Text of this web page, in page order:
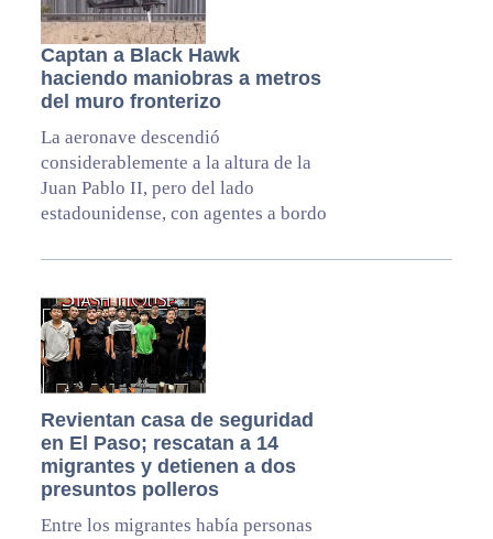
Captan a Black Hawk
haciendo maniobras a metros
del muro fronterizo
La aeronave descendió
considerablemente a la altura de la
Juan Pablo II, pero del lado
estadounidense, con agentes a bordo
Revientan casa de seguridad
en El Paso; rescatan a 14
migrantes y detienen a dos
presuntos polleros
Entre los migrantes había personas